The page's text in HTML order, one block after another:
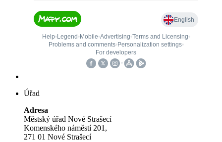
Úřad
Adresa
Městský úřad Nové Strašecí
Komenského náměstí 201,
271 01 Nové Strašecí